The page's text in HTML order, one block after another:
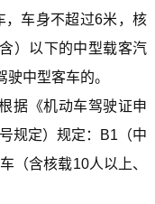
，车身不超过6米，核
）以下的中型载客汽
中型客车的。
据《机动车驾驶证申
规定）规定：B1（中
（含核载10人以上、